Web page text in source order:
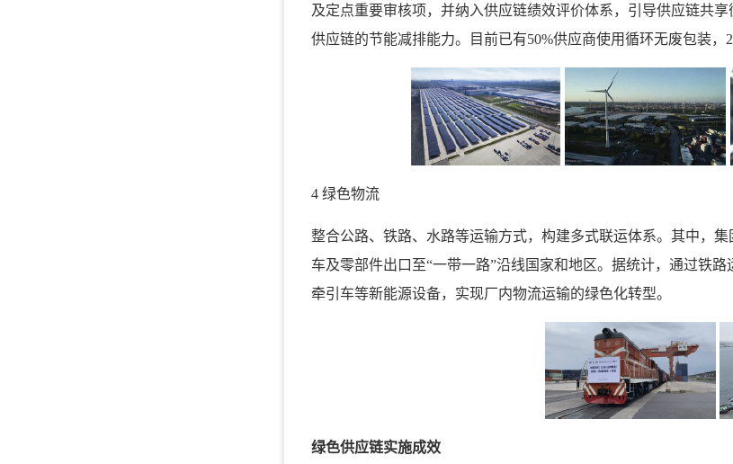
及定点重要审核项，并纳入供应链绩效评价体系，引导供应链共
供应链的节能减排能力。目前已有50%供应商使用循环无废包装，
4 绿色物流
整合公路、铁路、水路等运输方式，构建多式联运体系。其中，
车及零部件出口至“一带一路”沿线国家和地区。据统计，通过铁
牵引车等新能源设备，实现厂内物流运输的绿色化转型。
绿色供应链实施成效